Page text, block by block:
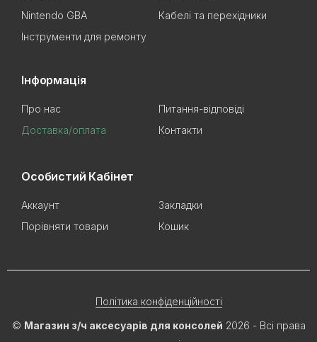
Nintendo GBA
Кабелі та перехідники
Інструменти для ремонту
Інформація
Про нас
Питання-відповіді
Доставка/оплата
Контакти
Особистий Кабінет
Аккаунт
Закладки
Порівняти товари
Кошик
© Магазин з/ч аксесуарів для консолей 2026 - Всі права
Політика конфіденційності